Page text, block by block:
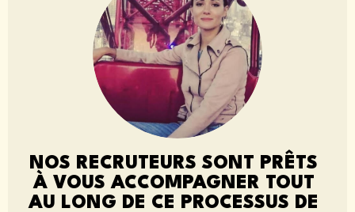
NOS RECRUTEURS SONT PRÊTS
À VOUS ACCOMPAGNER TOUT
AU LONG DE CE PROCESSUS DE